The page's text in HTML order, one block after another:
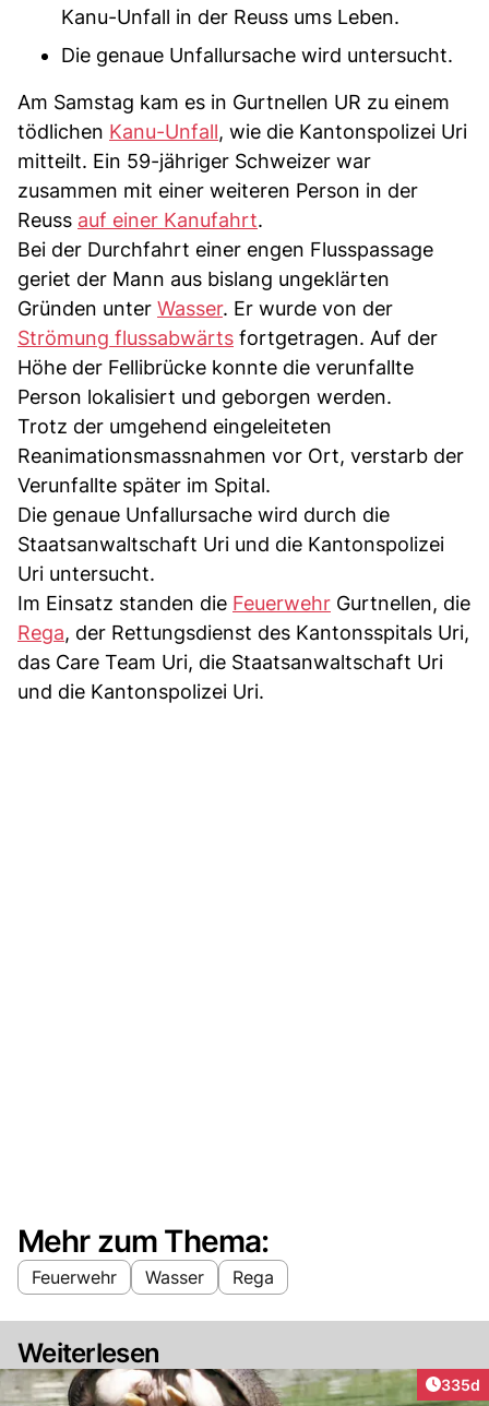
Kanu-Unfall in der Reuss ums Leben.
Die genaue Unfallursache wird untersucht.
Am Samstag kam es in Gurtnellen UR zu einem
tödlichen Kanu-Unfall, wie die Kantonspolizei Uri
mitteilt. Ein 59-jähriger Schweizer war
zusammen mit einer weiteren Person in der
Reuss auf einer Kanufahrt.
Bei der Durchfahrt einer engen Flusspassage
geriet der Mann aus bislang ungeklärten
Gründen unter Wasser. Er wurde von der
Strömung flussabwärts fortgetragen. Auf der
Höhe der Fellibrücke konnte die verunfallte
Person lokalisiert und geborgen werden.
Trotz der umgehend eingeleiteten
Reanimationsmassnahmen vor Ort, verstarb der
Verunfallte später im Spital.
Die genaue Unfallursache wird durch die
Staatsanwaltschaft Uri und die Kantonspolizei
Uri untersucht.
Im Einsatz standen die Feuerwehr Gurtnellen, die
Rega, der Rettungsdienst des Kantonsspitals Uri,
das Care Team Uri, die Staatsanwaltschaft Uri
und die Kantonspolizei Uri.
Mehr zum Thema:
Feuerwehr Wasser Rega
Weiterlesen
335d